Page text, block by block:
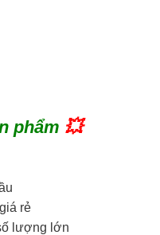
phẩm 💥
giá rẻ
lượng lớn